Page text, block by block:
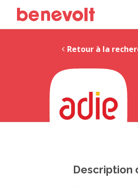
Retour à la
Description